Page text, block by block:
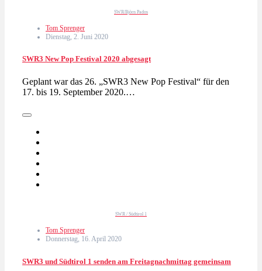
SWR/Björn Pados
Tom Sprenger
Dienstag, 2. Juni 2020
SWR3 New Pop Festival 2020 abgesagt
Geplant war das 26. „SWR3 New Pop Festival“ für den
17. bis 19. September 2020.…
SWR / Südtirol 1
Tom Sprenger
Donnerstag, 16. April 2020
SWR3 und Südtirol 1 senden am Freitagnachmittag gemeinsam